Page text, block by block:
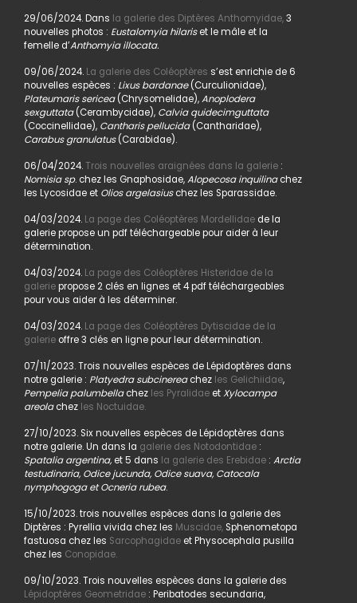
29/06/2024. Dans la galerie des Diptères Anthomyidae,3
nouvelles photos : Eustalomyia hilariset le mâle et la
femelle d’Anthomyia illocata.
09/06/2024.La galerie des Coléoptères s’est enrichie de 6
nouvelles espèces : Lixus bardanae(Curculionidae),
Plateumaris sericea(Chrysomelidae),Anoplodera
sexguttata(Cerambycidae), Calvia quidecimguttata
(Coccinellidae), Cantharis pellucida(Cantharidae),
Carabus granulatus(Carabidae).
06/04/2024.Trois nouvelles araignées dans la galerie:
Nomisia sp. chez les Gnaphosidae,Alopecosa inquilinachez
les Lycosidae et Olios argelasiuschez les Sparassidae.
04/03/2024. La page des Coléoptères Mordellidaede la
galerie propose un pdf téléchargeable pour aider à leur
détermination.
04/03/2024. La page des Coléoptères Histeridae de la
galeriepropose 2 clés en lignes et 4 pdf téléchargeables
pour vous aider à les déterminer.
04/03/2024. La page des Coléoptères Dytiscidae de la
galerieoffre 3 clés en ligne pour leur détermination.
07/11/2023. Trois nouvelles espèces de Lépidoptères dans
notre galerie : Platyedra subcinereachez les Gelichiidae,
Pempelia palumbellachez les PyralidaeetXylocampa
areolachez les Noctuidae.
27/10/2023. Six nouvelles espèces de Lépidoptères dans
notre galerie. Un dans la galerie des Notodontidae:
Spatalia argentina, et 5 dans la galerie des Erebidae: Arctia
testudinaria, Odice jucunda, Odice suava, Catocala
nymphogoga et Ocneria rubea.
15/10/2023. trois nouvelles espèces dans la galerie des
Diptères : Pyrellia vivida chez les Muscidae,Sphenometopa
fastuosa chez les Sarcophagidaeet Physocephala pusilla
chez les Conopidae.
09/10/2023. Trois nouvelles espèces dans la galerie des
Lépidoptères Geometridae: Peribatodes secundaria,